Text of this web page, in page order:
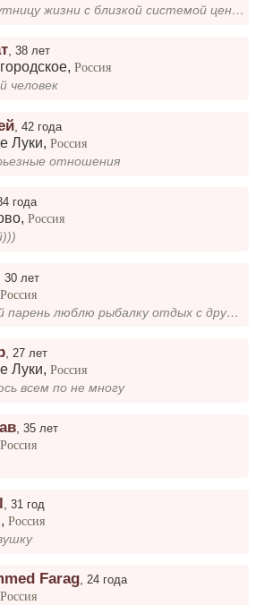
Ищу спутницу жизни с близкой системой ценностей, подробности при общении (Ищу среди серой я массы Одну свою женщину – в...
,38 лет
,Россия
человек
,42 года
Луки,Россия
отношения
года
,Россия
,30 лет
Россия
Весёлый парень люблю рыбалку отдых с друзьями
27 лет
Луки,Россия
всем по не многу
,35 лет
Россия
,31 год
,Россия
Farag 24 года
Россия